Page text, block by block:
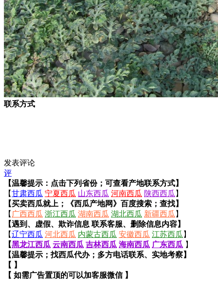
联系方式
发表评论
评
【温馨提示：点击下列省份；可查看产地联系方式】
【甘肃西瓜 宁夏西瓜 山东西瓜 河南西瓜 陕西西瓜 】
【买卖西瓜就上；《西瓜产地网》百度搜索；查找】
【 广西西瓜 浙江西瓜 湖南西瓜 湖北西瓜 新疆西瓜 】
【遇到、虚假、欺诈信息 联系客服、删除信息内容】
【辽宁西瓜 河北西瓜 内蒙古西瓜 安徽西瓜 江苏西瓜 】
【黑龙江西瓜 云南西瓜 吉林西瓜 海南西瓜 广东西瓜 】
【温馨提示；找西瓜代办；多方电话联系、实地考察】
【 】
【 如需广告置顶的可以加客服微信 】